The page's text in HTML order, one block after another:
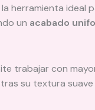
la herramienta ideal
un acabado
trabajar con
su textura